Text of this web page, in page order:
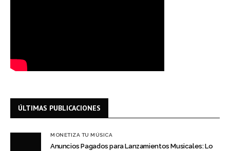
ÚLTIMAS PUBLICACIONES
MONETIZA TU MÚSICA
Anuncios Pagados para Lanzamientos Musicales: Lo